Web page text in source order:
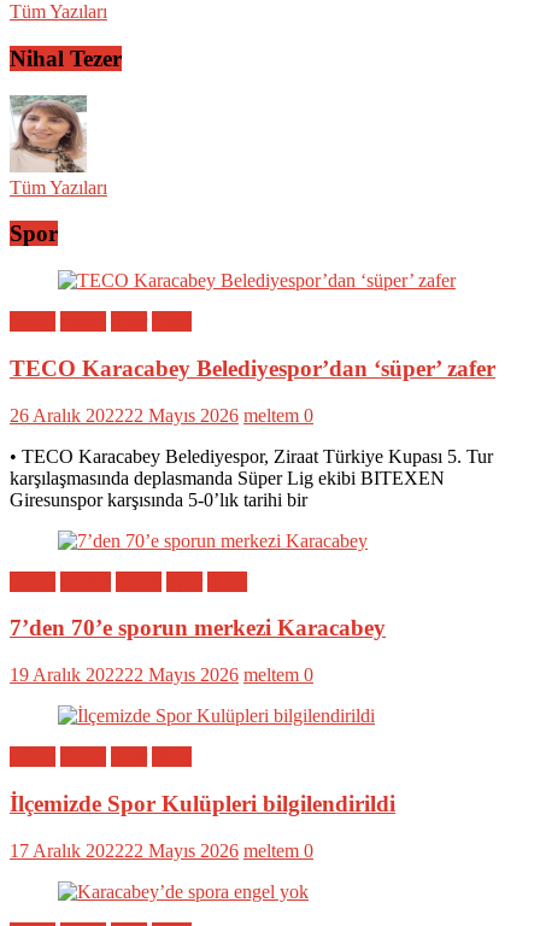
Tüm Yazıları
Nihal Tezer
Tüm Yazıları
Spor
TECO Karacabey Belediyespor’dan ‘süper’ zafer
26 Aralık 202222 Mayıs 2026 meltem 0
• TECO Karacabey Belediyespor, Ziraat Türkiye Kupası 5. Tur
karşılaşmasında deplasmanda Süper Lig ekibi BITEXEN
Giresunspor karşısında 5-0’lık tarihi bir
7’den 70’e sporun merkezi Karacabey
19 Aralık 202222 Mayıs 2026 meltem 0
İlçemizde Spor Kulüpleri bilgilendirildi
17 Aralık 202222 Mayıs 2026 meltem 0